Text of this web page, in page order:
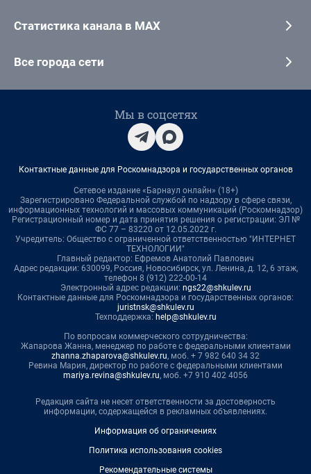
Статистика канала в MAX
Все города сети
Мы в соцсетях
Контактные данные для Роскомнадзора и государственных органов
Сетевое издание «Барнаул онлайн» (18+)
Зарегистрировано Федеральной службой по надзору в сфере связи,
информационных технологий и массовых коммуникаций (Роскомнадзор)
Регистрационный номер и дата принятия решения о регистрации: ЭЛ №
ФС 77 – 83220 от 12.05.2022 г.
Учредитель: Общество с ограниченной ответственностью "ИНТЕРНЕТ
ТЕХНОЛОГИИ"
Главный редактор: Ефремов Анатолий Павлович
Адрес редакции: 630099, Россия, Новосибирск, ул. Ленина, д. 12, 6 этаж,
телефон 8 (912) 222-00-14
Электронный адрес редакции: ngs22@shkulev.ru
Контактные данные для Роскомнадзора и государственных органов:
juristnsk@shkulev.ru
Техподдержка: help@shkulev.ru
По вопросам коммерческого сотрудничества:
Жапарова Жанна, менеджер по работе с федеральными клиентами
zhanna.zhaparova@shkulev.ru, моб. + 7 982 640 34 32
Ревина Мария, директор по работе с федеральными клиентами
mariya.revina@shkulev.ru, моб. +7 910 402 4056
Редакция сайта не несет ответственности за достоверность
информации, содержащейся в рекламных объявлениях.
Информация об ограничениях
Политика использования cookies
Рекомендательные системы